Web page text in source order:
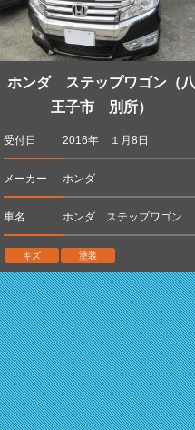
ホンダ ステップワゴン（八
王子市 別所）
受付日 2016年 １月8日
メーカー ホンダ
車名 ホンダ ステップワゴン
キズ 塗装